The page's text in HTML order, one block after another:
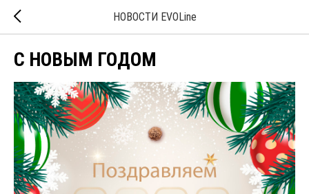
НОВОСТИ EVOLine
С НОВЫМ ГОДОМ